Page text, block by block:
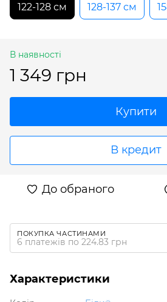
122-128 см
128-137 см
В наявності
1 349 грн
Купити
В кредит
До обраного
ПОКУПКА ЧАСТИНАМИ
6 платежів по 224.83 грн
Характеристики